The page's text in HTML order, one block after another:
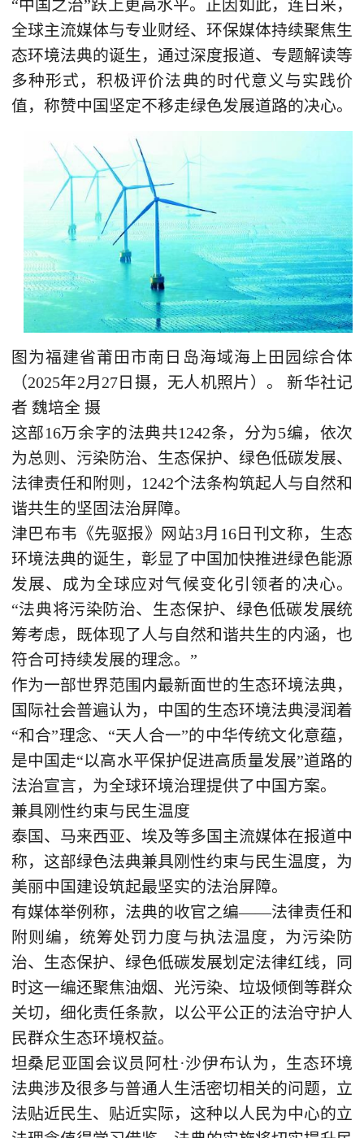
“中国之治”跃上更高水平。正因如此，连日来，
全球主流媒体与专业财经、环保媒体持续聚焦生
态环境法典的诞生，通过深度报道、专题解读等
多种形式，积极评价法典的时代意义与实践价
值，称赞中国坚定不移走绿色发展道路的决心。
图为福建省莆田市南日岛海域海上田园综合体
（2025年2月27日摄，无人机照片）。 新华社记
者 魏培全 摄
这部16万余字的法典共1242条，分为5编，依次
为总则、污染防治、生态保护、绿色低碳发展、
法律责任和附则，1242个法条构筑起人与自然和
谐共生的坚固法治屏障。
津巴布韦《先驱报》网站3月16日刊文称，生态
环境法典的诞生，彰显了中国加快推进绿色能源
发展、成为全球应对气候变化引领者的决心。
“法典将污染防治、生态保护、绿色低碳发展统
筹考虑，既体现了人与自然和谐共生的内涵，也
符合可持续发展的理念。”
作为一部世界范围内最新面世的生态环境法典，
国际社会普遍认为，中国的生态环境法典浸润着
“和合”理念、“天人合一”的中华传统文化意蕴，
是中国走“以高水平保护促进高质量发展”道路的
法治宣言，为全球环境治理提供了中国方案。
兼具刚性约束与民生温度
泰国、马来西亚、埃及等多国主流媒体在报道中
称，这部绿色法典兼具刚性约束与民生温度，为
美丽中国建设筑起最坚实的法治屏障。
有媒体举例称，法典的收官之编——法律责任和
附则编，统筹处罚力度与执法温度，为污染防
治、生态保护、绿色低碳发展划定法律红线，同
时这一编还聚焦油烟、光污染、垃圾倾倒等群众
关切，细化责任条款，以公平公正的法治守护人
民群众生态环境权益。
坦桑尼亚国会议员阿杜·沙伊布认为，生态环境
法典涉及很多与普通人生活密切相关的问题，立
法贴近民生、贴近实际，这种以人民为中心的立